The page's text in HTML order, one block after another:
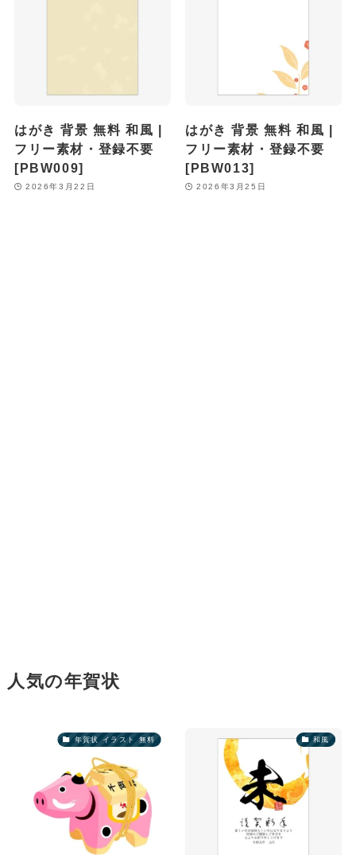
はがき 背景 無料 和風 |
フリー素材・登録不要
[PBW009]
2026年3月22日
はがき 背景 無料 和風 |
フリー素材・登録不要
[PBW013]
2026年3月25日
人気の年賀状
年賀状 イラスト 無料 和風